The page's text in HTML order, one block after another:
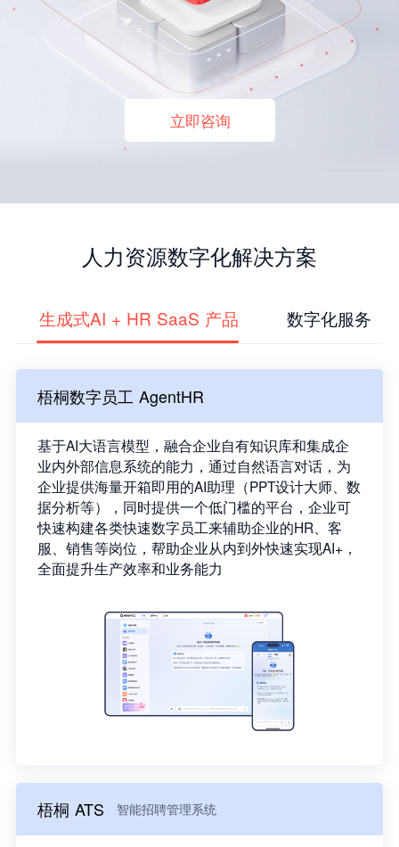
立即咨询
人力资源数字化解决方案
生成式AI + HR SaaS 产品 数字化服务
梧桐数字员工 AgentHR
基于AI大语言模型，融合企业自有知识库和集成企
业内外部信息系统的能力，通过自然语言对话，为
企业提供海量开箱即用的AI助理（PPT设计大师、数
据分析等），同时提供一个低门槛的平台，企业可
快速构建各类快速数字员工来辅助企业的HR、客
服、销售等岗位，帮助企业从内到外快速实现AI+，
全面提升生产效率和业务能力
梧桐 ATS 智能招聘管理系统